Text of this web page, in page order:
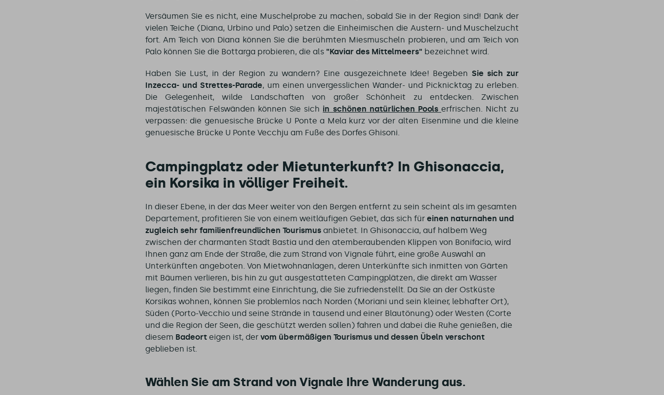
Versäumen Sie es nicht, eine Muschelprobe zu machen, sobald Sie in der Region sind! Dank der
vielen Teiche (Diana, Urbino und Palo) setzen die Einheimischen die Austern- und Muschelzucht
fort. Am Teich von Diana können Sie die berühmten Miesmuscheln probieren, und am Teich von
Palo können Sie die Bottarga probieren, die als "Kaviar des Mittelmeers" bezeichnet wird.
Haben Sie Lust, in der Region zu wandern? Eine ausgezeichnete Idee! Begeben Sie sich zur
Inzecca- und Strettes-Parade, um einen unvergesslichen Wander- und Picknicktag zu erleben.
Die Gelegenheit, wilde Landschaften von großer Schönheit zu entdecken. Zwischen
majestätischen Felswänden können Sie sich in schönen natürlichen Poolserfrischen. Nicht zu
verpassen: die genuesische Brücke U Ponte a Mela kurz vor der alten Eisenmine und die kleine
genuesische Brücke U Ponte Vecchju am Fuße des Dorfes Ghisoni.
Campingplatz oder Mietunterkunft? In Ghisonaccia,
ein Korsika in völliger Freiheit.
In dieser Ebene, in der das Meer weiter von den Bergen entfernt zu sein scheint als im gesamten
Departement, profitieren Sie von einem weitläufigen Gebiet, das sich für einen naturnahen und
zugleich sehr familienfreundlichen Tourismusanbietet. In Ghisonaccia, auf halbem Weg
zwischen der charmanten Stadt Bastia und den atemberaubenden Klippen von Bonifacio, wird
Ihnen ganz am Ende der Straße, die zum Strand von Vignale führt, eine große Auswahl an
Unterkünften angeboten. Von Mietwohnanlagen, deren Unterkünfte sich inmitten von Gärten
mit Bäumen verlieren, bis hin zu gut ausgestatteten Campingplätzen, die direkt am Wasser
liegen, finden Sie bestimmt eine Einrichtung, die Sie zufriedenstellt. Da Sie an der Ostküste
Korsikas wohnen, können Sie problemlos nach Norden (Moriani und sein kleiner, lebhafter Ort),
Süden (Porto-Vecchio und seine Strände in tausend und einer Blautönung) oder Westen (Corte
und die Region der Seen, die geschützt werden sollen) fahren und dabei die Ruhe genießen, die
diesem Badeorteigen ist, der vom übermäßigen Tourismus und dessen Übeln verschont
geblieben ist.
Wählen Sie am Strand von Vignale Ihre Wanderung aus.